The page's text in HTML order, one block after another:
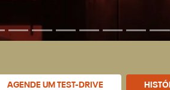
AGENDE UM TEST-DRIVE